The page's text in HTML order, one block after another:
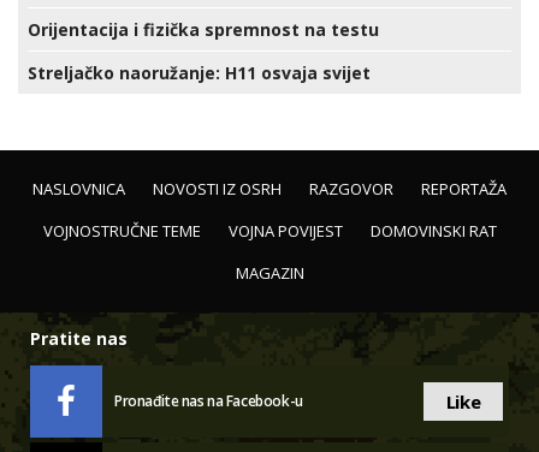
Orijentacija i fizička spremnost na testu
Streljačko naoružanje: H11 osvaja svijet
NASLOVNICA NOVOSTI IZ OSRH RAZGOVOR
REPORTAŽA
VOJNOSTRUČNE TEME
VOJNA POVIJEST
DOMOVINSKI RAT
MAGAZIN
Pratite nas
Pronađite nas na Facebook-u Like